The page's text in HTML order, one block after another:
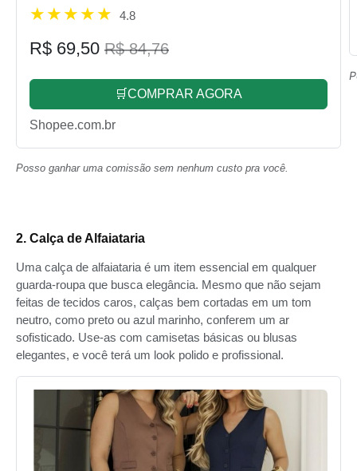
4.8
R$ 69,50 R$ 84,76
🛒COMPRAR AGORA
Shopee.com.br
Posso ganhar uma comissão sem nenhum custo pra você.
2. Calça de Alfaiataria
Uma calça de alfaiataria é um item essencial em qualquer
guarda-roupa que busca elegância. Mesmo que não sejam
feitas de tecidos caros, calças bem cortadas em um tom
neutro, como preto ou azul marinho, conferem um ar
sofisticado. Use-as com camisetas básicas ou blusas
elegantes, e você terá um look polido e profissional.